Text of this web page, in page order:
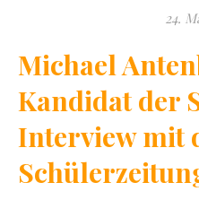
24.
Michael
Kandidat der
Interview mit